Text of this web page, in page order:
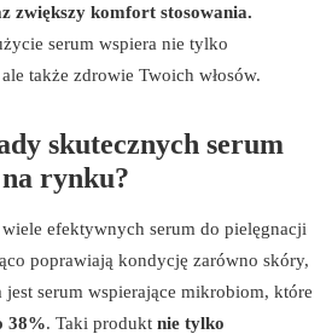
zwiększy komfort stosowania.
serum wspiera nie tylko
także zdrowie Twoich włosów.
skutecznych serum
rynku?
efektywnych serum do pielęgnacji
poprawiają kondycję zarówno skóry,
jest serum wspierające mikrobiom, które
38%. Taki produkt nie tylko